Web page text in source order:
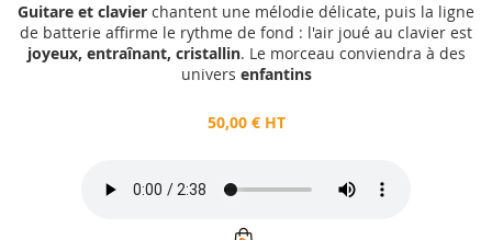
Guitare et clavier chantent une mélodie délicate, puis la ligne
de batterie affirme le rythme de fond : l'air joué au clavier est
joyeux, entraînant, cristallin. Le morceau conviendra à des
univers enfantins
50,00 € HT